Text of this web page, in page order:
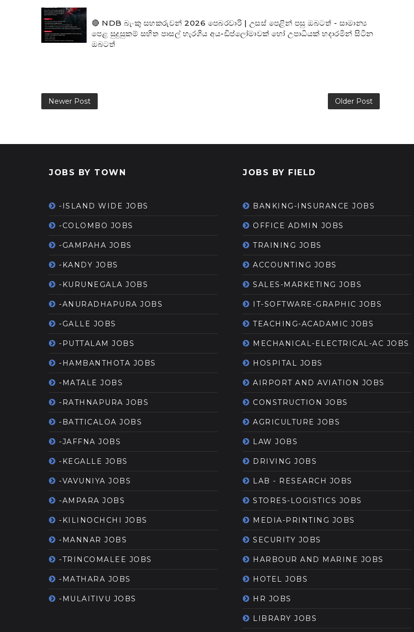
🔴 NDB බැංකු සහකරුවන් 2026 පෙබරවාරි | උසස් පෙළින් පසු ඔබටත් - සාමාන්‍ය
පෙළ සුදුසුකම් සහිත පාසල් හැරගිය අය-ඩිප්ලෝමාවක් හෝ උපාධියක් හදාරමින් සිටින
ඔබටත්
Newer Post Older Post
JOBS BY TOWN
-ISLAND WIDE JOBS
-COLOMBO JOBS
-GAMPAHA JOBS
-KANDY JOBS
-KURUNEGALA JOBS
-ANURADHAPURA JOBS
-GALLE JOBS
-PUTTALAM JOBS
-HAMBANTHOTA JOBS
-MATALE JOBS
-RATHNAPURA JOBS
-BATTICALOA JOBS
-JAFFNA JOBS
-KEGALLE JOBS
-VAVUNIYA JOBS
-AMPARA JOBS
-KILINOCHCHI JOBS
-MANNAR JOBS
-TRINCOMALEE JOBS
-MATHARA JOBS
-MULAITIVU JOBS
JOBS BY FIELD
BANKING-INSURANCE JOBS
OFFICE ADMIN JOBS
TRAINING JOBS
ACCOUNTING JOBS
SALES-MARKETING JOBS
IT-SOFTWARE-GRAPHIC JOBS
TEACHING-ACADAMIC JOBS
MECHANICAL-ELECTRICAL-AC JOBS
HOSPITAL JOBS
AIRPORT AND AVIATION JOBS
CONSTRUCTION JOBS
AGRICULTURE JOBS
LAW JOBS
DRIVING JOBS
LAB - RESEARCH JOBS
STORES-LOGISTICS JOBS
MEDIA-PRINTING JOBS
SECURITY JOBS
HARBOUR AND MARINE JOBS
HOTEL JOBS
HR JOBS
LIBRARY JOBS